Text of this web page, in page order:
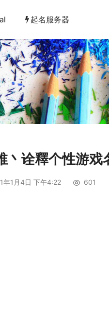
起名服务器
诠釋个性游戏
年1月4日 下午4:22 601